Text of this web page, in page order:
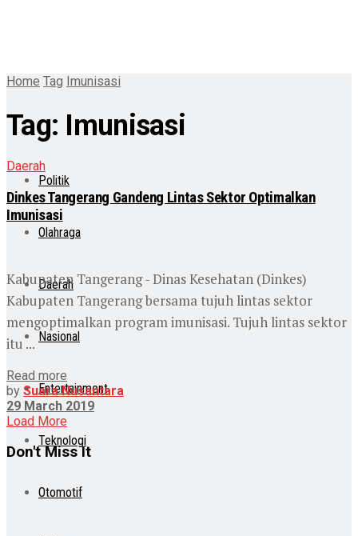
Politik
Olahraga
Daerah
Nasional
Entertainment
Teknologi
Otomotif
Home Tag Imunisasi
Tag: Imunisasi
Daerah
Dinkes Tangerang Gandeng Lintas Sektor Optimalkan
Imunisasi
Kabupaten Tangerang - Dinas Kesehatan (Dinkes)
Kabupaten Tangerang bersama tujuh lintas sektor
mengoptimalkan program imunisasi. Tujuh lintas sektor
itu ...
Read more
by Suara Nusantara
29 March 2019
Load More
Don't Miss It